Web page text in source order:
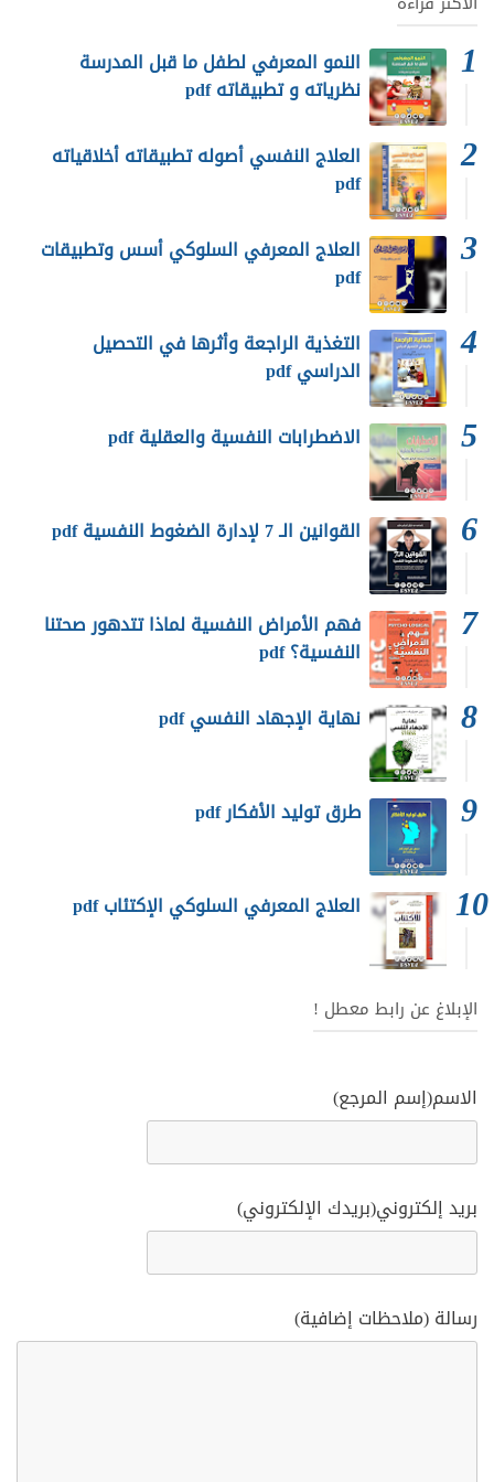
النمو المعرفي لطفل ما قبل المدرسة
نظرياته و تطبيقاته pdf
العلاج النفسي أصوله تطبيقاته أخلاقياته
pdf
العلاج المعرفي السلوكي أسس وتطبيقات
pdf
التغذية الراجعة وأثرها في التحصيل
الدراسي pdf
الاضطرابات النفسية والعقلية pdf
القوانين الـ 7 لإدارة الضغوط النفسية pdf
فهم الأمراض النفسية لماذا تتدهور صحتنا
النفسية؟ pdf
نهاية الإجهاد النفسي pdf
طرق توليد الأفكار pdf
العلاج المعرفي السلوكي الإكتئاب pdf
الإبلاغ عن رابط معطل !
الاسم(إسم المرجع)
بريد إلكتروني(بريدك الإلكتروني)
رسالة (ملاحظات إضافية)